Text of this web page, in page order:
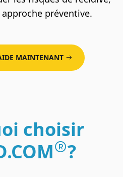
préventive.
MAINTENANT
choisir
?